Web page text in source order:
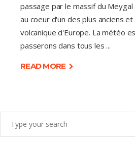
passage par le massif du
au coeur d'un des plus anciens
volcanique d'Europe. La météo
passerons dans tous les
READ MORE